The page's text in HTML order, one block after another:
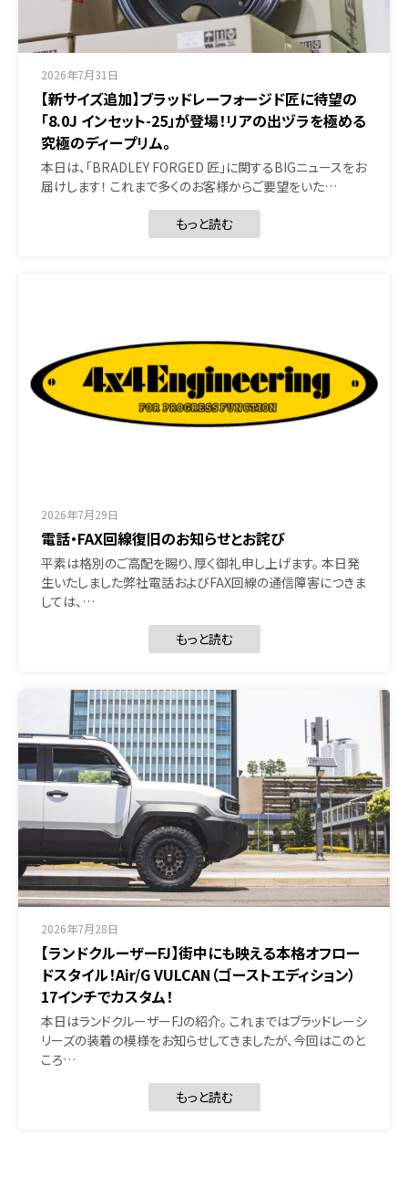
2026年7月31日
【新サイズ追加】ブラッドレーフォージド匠に待望の
「8.0J インセット-25」が登場！リアの出ヅラを極める
究極のディープリム。
本日は、「BRADLEY FORGED 匠」に関するBIGニュースをお
届けします！ これまで多くのお客様からご要望をいた…
もっと読む
2026年7月29日
電話・FAX回線復旧のお知らせとお詫び
平素は格別のご高配を賜り、厚く御礼申し上げます。 本日発
生いたしました弊社電話およびFAX回線の通信障害につきま
しては、…
もっと読む
2026年7月28日
【ランドクルーザーFJ】街中にも映える本格オフロー
ドスタイル！Air/G VULCAN（ゴーストエディション）
17インチでカスタム！
本日はランドクルーザーFJの紹介。 これまではブラッドレーシ
リーズの装着の模様をお知らせしてきましたが、今回はこのと
ころ…
もっと読む